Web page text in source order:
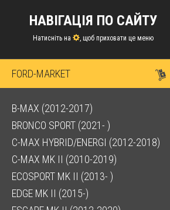
НАВІГАЦІЯ ПО САЙТУ
Натисніть на , щоб приховати це меню
FORD-MARKET
B-MAX (2012-2017)
BRONCO SPORT (2021- )
C-MAX HYBRID/ENERGI (2012-2018)
C-MAX MK II (2010-2019)
ECOSPORT MK II (2013- )
EDGE MK II (2015-)
Якщо у